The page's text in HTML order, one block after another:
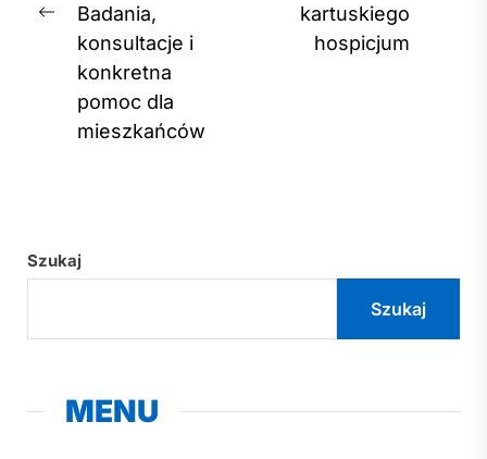
Previous
post:
Badania,
konsultacje i
konkretna
pomoc dla
mieszkańców
kartuskiego
hospicjum
Szukaj
Szukaj
MENU